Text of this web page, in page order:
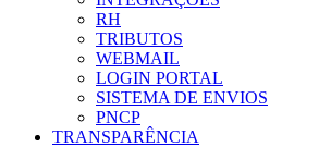
RH
TRIBUTOS
WEBMAIL
LOGIN PORTAL
SISTEMA DE ENVIOS
PNCP
TRANSPARÊNCIA